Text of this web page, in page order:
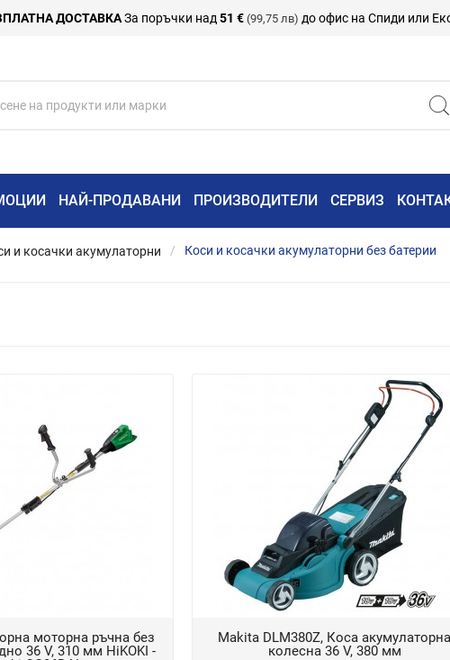
ДОСТАВКАЗа поръчки над 51 € (99,75 лв) до офис на Спиди или
НАЙ-ПРОДАВАНИ ПРОИЗВОДИТЕЛИ СЕРВИЗ
и косачки акумулаторни Коси и косачки акумулаторни без батерии
моторна ръчна без
36 V, 310 мм HiKOKI -
Makita DLM380Z, Коса акумулаторна
колесна 36 V, 380 мм